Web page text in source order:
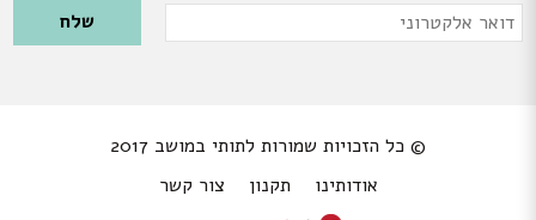
Please leave this field empty.
דואר
© כל הזכויות שמורות לתותי במושב 2017
אודותינו
תקנון צור קשר